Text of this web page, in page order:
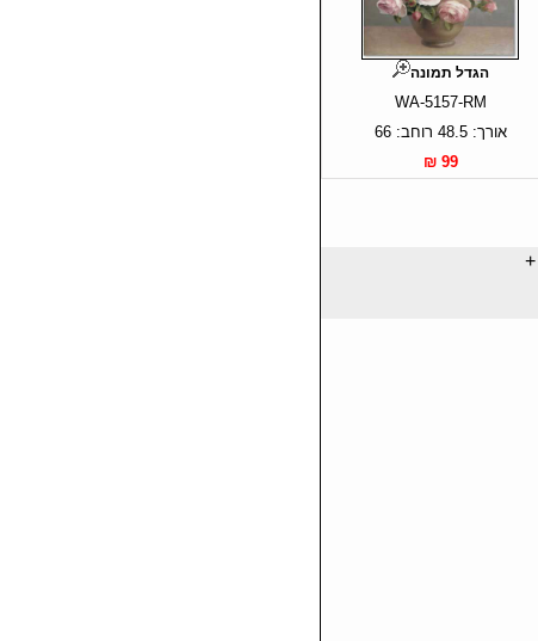
הגדל תמונה
WA-5157-RM
אורך: 48.5 רוחב: 66
99 ₪
+